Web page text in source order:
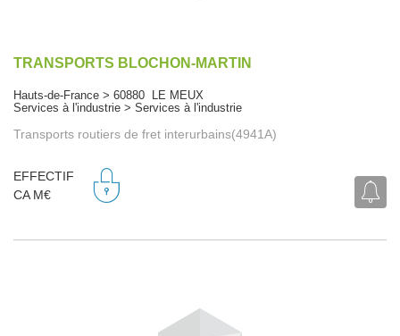
TRANSPORTS BLOCHON-MARTIN
Hauts-de-France > 60880 LE MEUX
Services à l'industrie > Services à l'industrie
Transports routiers de fret interurbains(4941A)
EFFECTIF
CA M€